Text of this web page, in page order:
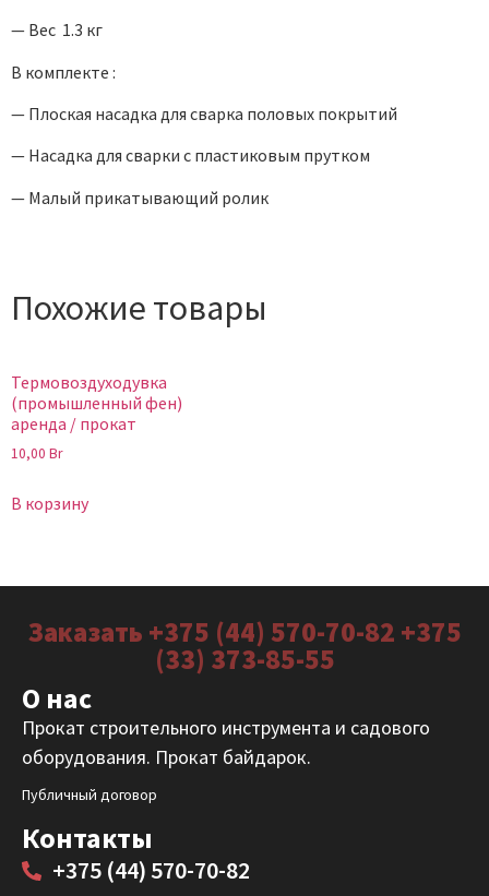
— Вес 1.3 кг
В комплекте :
— Плоская насадка для сварка половых покрытий
— Насадка для сварки с пластиковым прутком
— Малый прикатывающий ролик
Похожие товары
Термовоздуходувка
(промышленный фен)
аренда / прокат
10,00 Br
В корзину
Заказать +375 (44) 570-70-82 +375
(33) 373-85-55
О нас
Прокат строительного инструмента и садового
оборудования. Прокат байдарок.
Публичный договор
Контакты
+375 (44) 570-70-82